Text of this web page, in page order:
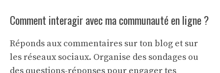
Comment interagir avec ma communauté en ligne ?
Réponds aux commentaires sur ton blog et sur
les réseaux sociaux. Organise des sondages ou